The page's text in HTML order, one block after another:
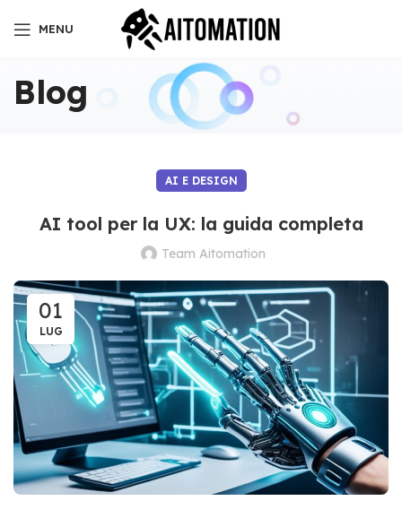
MENU
Blog
AI E DESIGN
AI tool per la UX: la guida completa
Team Aitomation
01
LUG